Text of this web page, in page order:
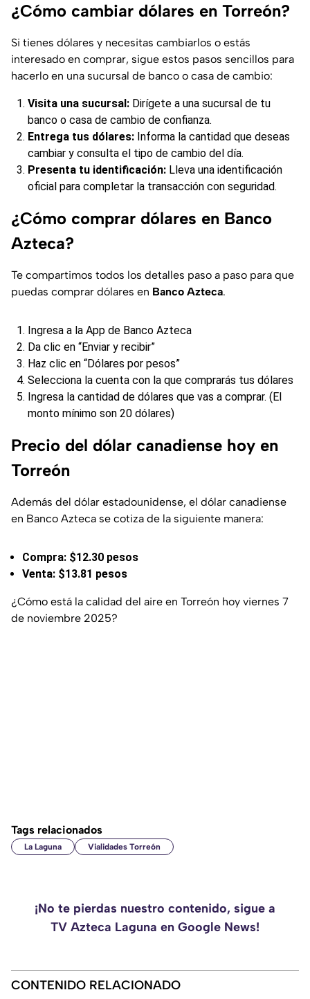
¿Cómo cambiar dólares en Torreón?
Si tienes dólares y necesitas cambiarlos o estás
interesado en comprar, sigue estos pasos sencillos para
hacerlo en una sucursal de banco o casa de cambio:
Visita una sucursal: Dirígete a una sucursal de tu
banco o casa de cambio de confianza.
Entrega tus dólares: Informa la cantidad que deseas
cambiar y consulta el tipo de cambio del día.
Presenta tu identificación: Lleva una identificación
oficial para completar la transacción con seguridad.
¿Cómo comprar dólares en Banco
Azteca?
Te compartimos todos los detalles paso a paso para que
puedas comprar dólares en Banco Azteca.
Ingresa a la App de Banco Azteca
Da clic en “Enviar y recibir”
Haz clic en “Dólares por pesos”
Selecciona la cuenta con la que comprarás tus dólares
Ingresa la cantidad de dólares que vas a comprar. (El
monto mínimo son 20 dólares)
Precio del dólar canadiense hoy en
Torreón
Además del dólar estadounidense, el dólar canadiense
en Banco Azteca se cotiza de la siguiente manera:
Compra: $12.30 pesos
Venta: $13.81 pesos
¿Cómo está la calidad del aire en Torreón hoy viernes 7
de noviembre 2025?
Tags relacionados
La Laguna Vialidades Torreón
¡No te pierdas nuestro contenido, sigue a
TV Azteca Laguna en Google News!
CONTENIDO RELACIONADO